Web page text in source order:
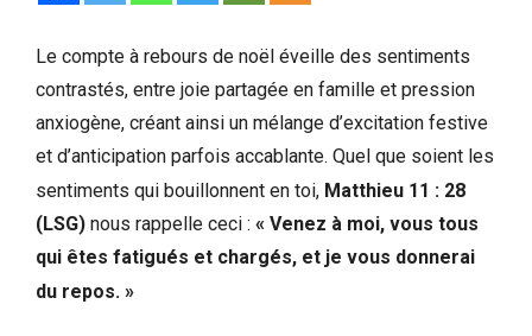
Le compte à rebours de noël éveille des sentiments
contrastés, entre joie partagée en famille et pression
anxiogène, créant ainsi un mélange d’excitation festive
et d’anticipation parfois accablante. Quel que soient les
sentiments qui bouillonnent en toi, Matthieu 11 : 28
(LSG) nous rappelle ceci : « Venez à moi, vous tous
qui êtes fatigués et chargés, et je vous donnerai
du repos. »